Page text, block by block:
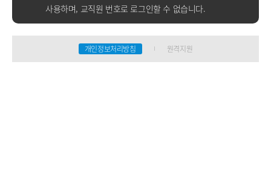
사용하며, 교직원 번호로 로그인할 수 없습니다.
개인정보처리방침 원격지원